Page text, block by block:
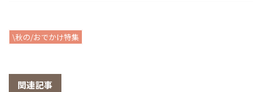
\秋の/おでかけ特集
関連記事